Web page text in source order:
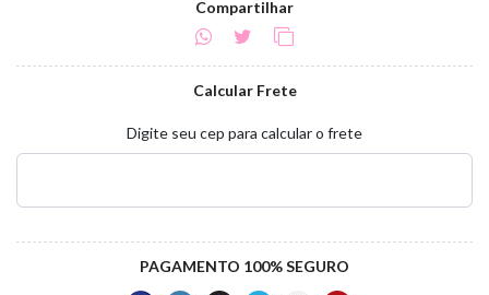
Compartilhar
Calcular Frete
Digite seu cep para calcular o frete
PAGAMENTO 100% SEGURO